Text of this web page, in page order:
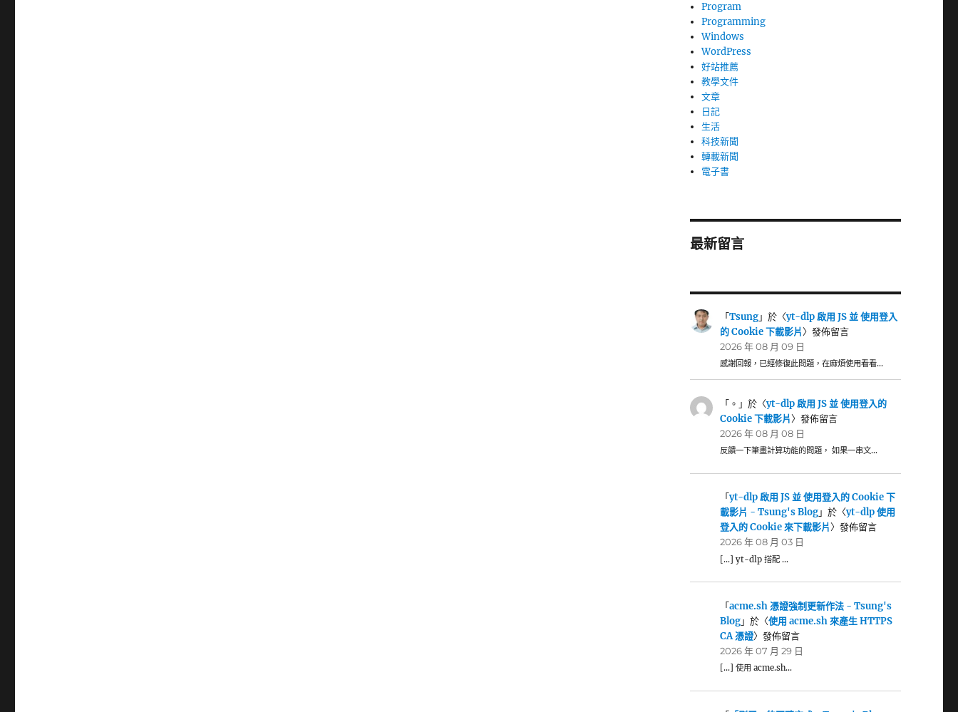
Program
Programming
Windows
WordPress
好站推薦
教學文件
文章
日記
生活
科技新聞
轉載新聞
電子書
最新留言
「Tsung」於〈yt-dlp 啟用 JS 並 使用登入
的 Cookie 下載影片〉發佈留言
2026 年 08 月 09 日
感謝回報，已經修復此問題，在麻煩使用看看…
「 。 」於〈yt-dlp 啟用 JS 並 使用登入的
Cookie 下載影片〉發佈留言
2026 年 08 月 08 日
反饋一下筆畫計算功能的問題， 如果一串文…
「yt-dlp 啟用 JS 並 使用登入的 Cookie 下
載影片 - Tsung's Blog」於〈yt-dlp 使用
登入的 Cookie 來下載影片〉發佈留言
2026 年 08 月 03 日
[…] yt-dlp 搭配 …
「acme.sh 憑證強制更新作法 - Tsung's
Blog」於〈使用 acme.sh 來產生 HTTPS
CA 憑證〉發佈留言
2026 年 07 月 29 日
[…] 使用 acme.sh…